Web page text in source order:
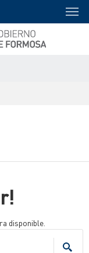
disponible.